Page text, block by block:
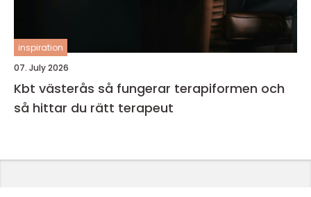
inspiration
07. July 2026
Kbt västerås så fungerar terapiformen och
så hittar du rätt terapeut